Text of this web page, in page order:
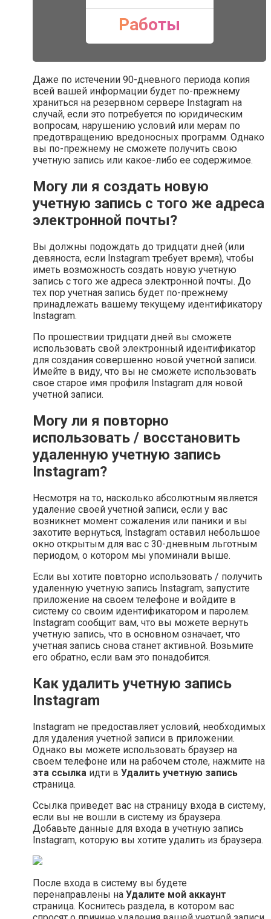
Работы
Даже по истечении 90-дневного периода копия
всей вашей информации будет по-прежнему
храниться на резервном сервере Instagram на
случай, если это потребуется по юридическим
вопросам, нарушению условий или мерам по
предотвращению вредоносных программ. Однако
вы по-прежнему не сможете получить свою
учетную запись или какое-либо ее содержимое.
Могу ли я создать новую
учетную запись с того же адреса
электронной почты?
Вы должны подождать до тридцати дней (или
девяноста, если Instagram требует время), чтобы
иметь возможность создать новую учетную
запись с того же адреса электронной почты. До
тех пор учетная запись будет по-прежнему
принадлежать вашему текущему идентификатору
Instagram.
По прошествии тридцати дней вы сможете
использовать свой электронный идентификатор
для создания совершенно новой учетной записи.
Имейте в виду, что вы не сможете использовать
свое старое имя профиля Instagram для новой
учетной записи.
Могу ли я повторно
использовать / восстановить
удаленную учетную запись
Instagram?
Несмотря на то, насколько абсолютным является
удаление своей учетной записи, если у вас
возникнет момент сожаления или паники и вы
захотите вернуться, Instagram оставил небольшое
окно открытым для вас с 30-дневным льготным
периодом, о котором мы упоминали выше.
Если вы хотите повторно использовать / получить
удаленную учетную запись Instagram, запустите
приложение на своем телефоне и войдите в
систему со своим идентификатором и паролем.
Instagram сообщит вам, что вы можете вернуть
учетную запись, что в основном означает, что
учетная запись снова станет активной. Возьмите
его обратно, если вам это понадобится.
Как удалить учетную запись
Instagram
Instagram не предоставляет условий, необходимых
для удаления учетной записи в приложении.
Однако вы можете использовать браузер на
своем телефоне или на рабочем столе, нажмите на
эта ссылка идти в Удалить учетную запись
страница.
Ссылка приведет вас на страницу входа в систему,
если вы не вошли в систему из браузера.
Добавьте данные для входа в учетную запись
Instagram, которую вы хотите удалить из браузера.
После входа в систему вы будете
перенаправлены на Удалите мой аккаунт
страница. Коснитесь раздела, в котором вас